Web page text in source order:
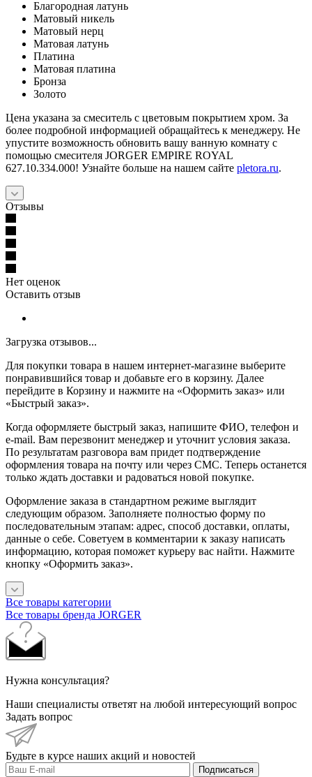
Благородная латунь
Матовый никель
Матовый нерц
Матовая латунь
Платина
Матовая платина
Бронза
Золото
Цена указана за смеситель с цветовым покрытием хром. За
более подробной информацией обращайтесь к менеджеру. Не
упустите возможность обновить вашу ванную комнату с
помощью смесителя JORGER EMPIRE ROYAL
627.10.334.000! Узнайте больше на нашем сайте pletora.ru.
Отзывы
Нет оценок
Оставить отзыв
Загрузка отзывов...
Для покупки товара в нашем интернет-магазине выберите
понравившийся товар и добавьте его в корзину. Далее
перейдите в Корзину и нажмите на «Оформить заказ» или
«Быстрый заказ».
Когда оформляете быстрый заказ, напишите ФИО, телефон и
e-mail. Вам перезвонит менеджер и уточнит условия заказа.
По результатам разговора вам придет подтверждение
оформления товара на почту или через СМС. Теперь останется
только ждать доставки и радоваться новой покупке.
Оформление заказа в стандартном режиме выглядит
следующим образом. Заполняете полностью форму по
последовательным этапам: адрес, способ доставки, оплаты,
данные о себе. Советуем в комментарии к заказу написать
информацию, которая поможет курьеру вас найти. Нажмите
кнопку «Оформить заказ».
Все товары категории
Все товары бренда JORGER
Нужна консультация?
Наши специалисты ответят на любой интересующий вопрос
Задать вопрос
Будьте в курсе наших акций и новостей
Подписаться